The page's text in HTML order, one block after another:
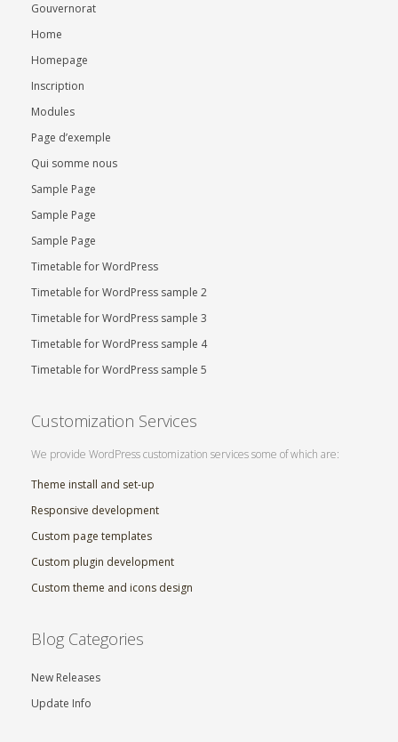
Gouvernorat
Home
Homepage
Inscription
Modules
Page d’exemple
Qui somme nous
Sample Page
Sample Page
Sample Page
Timetable for WordPress
Timetable for WordPress sample 2
Timetable for WordPress sample 3
Timetable for WordPress sample 4
Timetable for WordPress sample 5
Customization Services
We provide WordPress customization services some of which are:
Theme install and set-up
Responsive development
Custom page templates
Custom plugin development
Custom theme and icons design
Blog Categories
New Releases
Update Info